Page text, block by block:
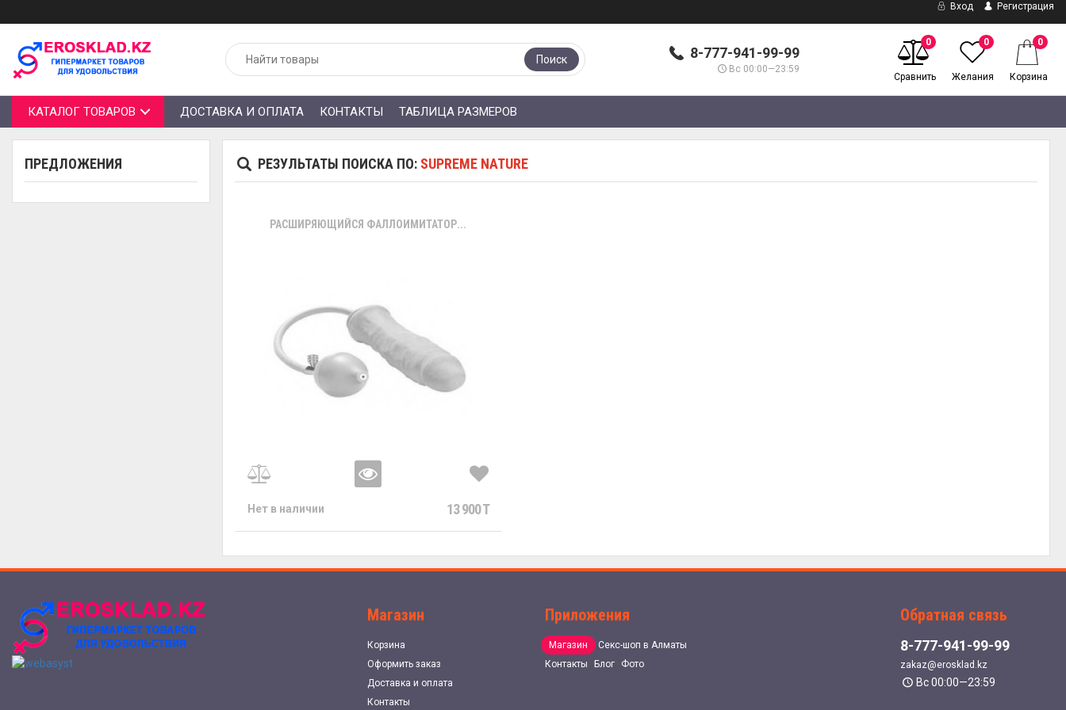
Вход Регистрация
8-777-941-99-99
Вс 00:00—23:59
Поиск
0
Сравнить
0
Желания
0
Корзина
КАТАЛОГ ТОВАРОВ ДОСТАВКА И ОПЛАТА КОНТАКТЫ ТАБЛИЦА РАЗМЕРОВ
ПРЕДЛОЖЕНИЯ РЕЗУЛЬТАТЫ ПОИСКА ПО: SUPREME NATURE
РАСШИРЯЮЩИЙСЯ ФАЛЛОИМИТАТОР...
Нет в наличии 13 900 T
Магазин
Корзина
Оформить заказ
Доставка и оплата
Контакты
Приложения
Магазин
Секс-шоп в Алматы
Контакты
Блог Фото
Обратная связь
8-777-941-99-99
zakaz@erosklad.kz
Вс 00:00—23:59